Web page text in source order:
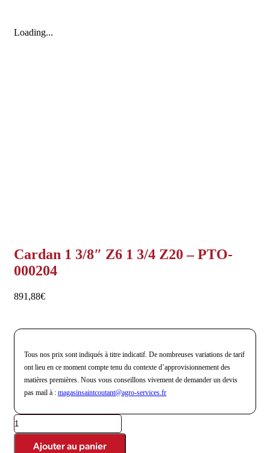
Loading...
Cardan 1 3/8″ Z6 1 3/4 Z20 – PTO-
000204
891,88€
Tous nos prix sont indiqués à titre indicatif. De nombreuses variations de tarif
ont lieu en ce moment compte tenu du contexte d’approvisionnement des
matières premières. Nous vous conseillons vivement de demander un devis
pas mail à :magasinsaintcoutant@agro-services.fr
quantité
de
CardanAjouter au panier